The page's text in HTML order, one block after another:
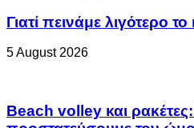
Γιατί πεινάμε λιγότερο το
5 August 2026
Beach volley και